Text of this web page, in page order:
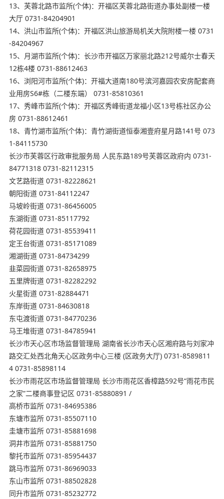
13、芙蓉北路市监所(个体)：开福区芙蓉北路街道办事处副楼一楼
大厅 0731-84204901
14、洪山市监所(个体)：开福区洪山旅游局机关大院附楼一楼 0731
-84204967
15、月湖市监所(个体)：长沙市开福区万家丽北路212号威尔士春天
12栋4楼 0731-88612463
16、浏阳河市监所(个体)：开福大道南180号滨河嘉园农安房配套商
业用房S6#栋（二楼东端） 0731-85810361
17、秀峰市监所(个体)：开福区秀峰街道龙福小区13号栋社区办公
房 0731-88612461
18、青竹湖市监所(个体)：青竹湖街道恒泰湘壹府星月路141号 073
1-84115730
长沙市芙蓉区行政审批服务局 人民东路189号芙蓉区政府内 0731-
84771318 0731-82112315
文艺路街道 0731-82228621
朝阳街道 0731-84112247
马坡岭街道 0731-86456005
东湖街道 0731-85117792
荷花园街道 0731-85539411
定王台街道 0731-85171089
湘湖街道 0731-84734299
韭菜园街道 0731-82658975
五里牌街道 0731-82282292
火星街道 0731-82884471
东岸街道 0731-84630818
东屯渡街道 0731-84770236
马王堆街道 0731-84785941
长沙市天心区市场监督管理局 湖南省长沙市天心区湘府路与刘家冲
路交汇处西北角天心区政务中心三楼 (区政务大厅) 0731-8589811
4 0731-85898114
长沙市雨花区市场监督管理局 长沙市雨花区香樟路592号“雨花市民
之家”二楼商事登记区 0731-85880891 /
高桥市监所 0731-84695386
东塘市监所 0731-85507110
圭塘市监所 0731-85881698
洞井市监所 0731-85881750
黎托市监所 0731-85954437
跳马市监所 0731-86969033
东山市监所 0731-88502828
同升市监所 0731-85232772